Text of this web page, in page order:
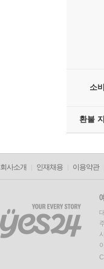
소
환불
회사소개 인재채용 이용약관